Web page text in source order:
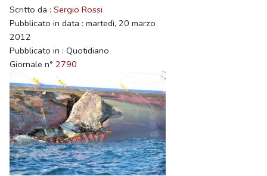
Scritto da : Sergio Rossi
Pubblicato in data : martedì, 20 marzo
2012
Pubblicato in : Quotidiano
Giornale n° 2790